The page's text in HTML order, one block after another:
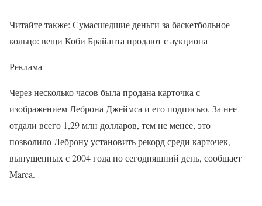
Читайте также: Сумасшедшие деньги за баскетбольное
кольцо: вещи Коби Брайанта продают с аукциона
Реклама
Через несколько часов была продана карточка с
изображением Леброна Джеймса и его подписью. За нее
отдали всего 1,29 млн долларов, тем не менее, это
позволило Леброну установить рекорд среди карточек,
выпущенных с 2004 года по сегодняшний день, сообщает
Marca.